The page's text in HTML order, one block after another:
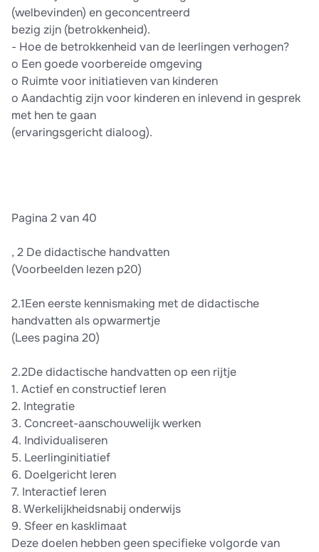
(welbevinden) en geconcentreerd
bezig zijn (betrokkenheid).
- Hoe de betrokkenheid van de leerlingen verhogen?
o Een goede voorbereide omgeving
o Ruimte voor initiatieven van kinderen
o Aandachtig zijn voor kinderen en inlevend in gesprek
met hen te gaan
(ervaringsgericht dialoog).
Pagina 2 van 40
, 2 De didactische handvatten
(Voorbeelden lezen p20)
2.1Een eerste kennismaking met de didactische
handvatten als opwarmertje
(Lees pagina 20)
2.2De didactische handvatten op een rijtje
1. Actief en constructief leren
2. Integratie
3. Concreet-aanschouwelijk werken
4. Individualiseren
5. Leerlinginitiatief
6. Doelgericht leren
7. Interactief leren
8. Werkelijkheidsnabij onderwijs
9. Sfeer en kasklimaat
Deze doelen hebben geen specifieke volgorde van